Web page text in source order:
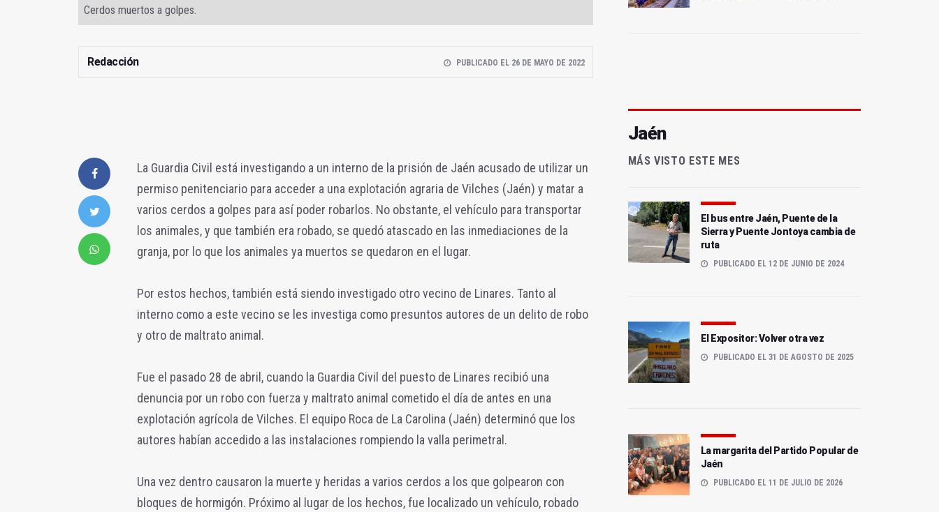
Cerdos muertos a golpes.
Redacción PUBLICADO EL 26 DE MAYO DE 2022
La Guardia Civil está investigando a un interno de la prisión de Jaén acusado de utilizar un
permiso penitenciario para acceder a una explotación agraria de Vilches (Jaén) y matar a
varios cerdos a golpes para así poder robarlos. No obstante, el vehículo para transportar
los animales, y que también era robado, se quedó atascado en las inmediaciones de la
granja, por lo que los animales ya muertos se quedaron en el lugar.
Por estos hechos, también está siendo investigado otro vecino de Linares. Tanto al
interno como a este vecino se les investiga como presuntos autores de un delito de robo
y otro de maltrato animal.
Fue el pasado 28 de abril, cuando la Guardia Civil del puesto de Linares recibió una
denuncia por un robo con fuerza y maltrato animal cometido el día de antes en una
explotación agrícola de Vilches. El equipo Roca de La Carolina (Jaén) determinó que los
autores habían accedido a las instalaciones rompiendo la valla perimetral.
Una vez dentro causaron la muerte y heridas a varios cerdos a los que golpearon con
bloques de hormigón. Próximo al lugar de los hechos, fue localizado un vehículo, robado
Jaén
MÁS VISTO ESTE MES
El bus entre Jaén, Puente de la
Sierra y Puente Jontoya cambia de
ruta
PUBLICADO EL 12 DE JUNIO DE 2024
El Expositor: Volver otra vez
PUBLICADO EL 31 DE AGOSTO DE 2025
La margarita del Partido Popular de
Jaén
PUBLICADO EL 11 DE JULIO DE 2026